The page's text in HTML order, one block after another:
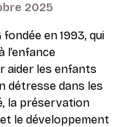
2025
en 1993, qui
l’enfance
aider les enfants
détresse dans les
la préservation
le développement